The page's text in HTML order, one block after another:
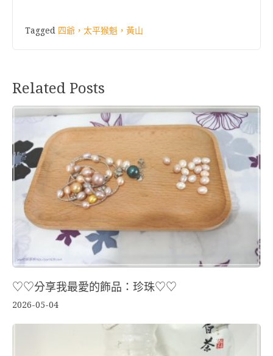
Tagged 四爺，太平猴魁，黃山
Related Posts
♡♡分享我最愛的飾品：珍珠♡♡
2026-05-04